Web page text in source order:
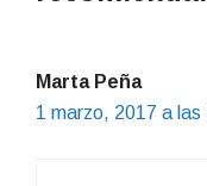
Marta Peña
1 marzo, 2017 a las